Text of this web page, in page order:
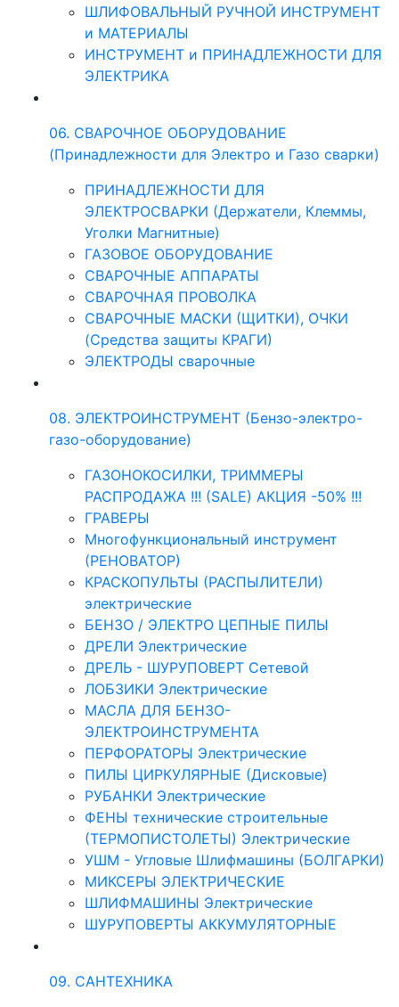
ШЛИФОВАЛЬНЫЙ РУЧНОЙ ИНСТРУМЕНТ
и МАТЕРИАЛЫ
ИНСТРУМЕНТ и ПРИНАДЛЕЖНОСТИ ДЛЯ
ЭЛЕКТРИКА
06. СВАРОЧНОЕ ОБОРУДОВАНИЕ
(Принадлежности для Электро и Газо сварки)
ПРИНАДЛЕЖНОСТИ ДЛЯ
ЭЛЕКТРОСВАРКИ (Держатели, Клеммы,
Уголки Магнитные)
ГАЗОВОЕ ОБОРУДОВАНИЕ
СВАРОЧНЫЕ АППАРАТЫ
СВАРОЧНАЯ ПРОВОЛКА
СВАРОЧНЫЕ МАСКИ (ЩИТКИ), ОЧКИ
(Средства защиты КРАГИ)
ЭЛЕКТРОДЫ сварочные
08. ЭЛЕКТРОИНСТРУМЕНТ (Бензо-электро-
газо-оборудование)
ГАЗОНОКОСИЛКИ, ТРИММЕРЫ
РАСПРОДАЖА !!! (SALE) АКЦИЯ -50% !!!
ГРАВЕРЫ
Многофункциональный инструмент
(РЕНОВАТОР)
КРАСКОПУЛЬТЫ (РАСПЫЛИТЕЛИ)
электрические
БЕНЗО / ЭЛЕКТРО ЦЕПНЫЕ ПИЛЫ
ДРЕЛИ Электрические
ДРЕЛЬ - ШУРУПОВЕРТ Сетевой
ЛОБЗИКИ Электрические
МАСЛА ДЛЯ БЕНЗО-
ЭЛЕКТРОИНСТРУМЕНТА
ПЕРФОРАТОРЫ Электрические
ПИЛЫ ЦИРКУЛЯРНЫЕ (Дисковые)
РУБАНКИ Электрические
ФЕНЫ технические строительные
(ТЕРМОПИСТОЛЕТЫ) Электрические
УШМ - Угловые Шлифмашины (БОЛГАРКИ)
МИКСЕРЫ ЭЛЕКТРИЧЕСКИЕ
ШЛИФМАШИНЫ Электрические
ШУРУПОВЕРТЫ АККУМУЛЯТОРНЫЕ
09. САНТЕХНИКА